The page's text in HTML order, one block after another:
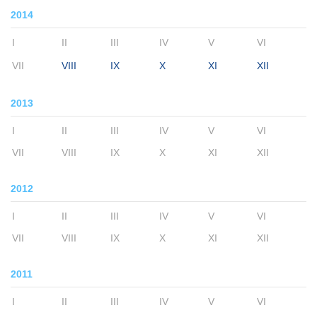
2014
I II III IV V VI
VII VIII IX X XI XII
2013
I II III IV V
VI
VII
VIII IX X XI XII
2012
I II III IV V
VI
VII
VIII IX X XI XII
2011
I II III IV V
VI